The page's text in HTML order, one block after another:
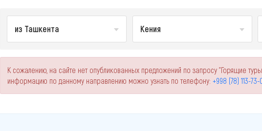
из Ташкента Кения
К сожалению, на сайте нет опубликованных предложений по запросу "Горящие
информацию по данному направлению можно узнать по телефону: +998 (78) 113-73-